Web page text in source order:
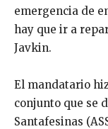
emergencia de
hay que ir a
Javkin.
El mandatario
conjunto que se
Santafesinas